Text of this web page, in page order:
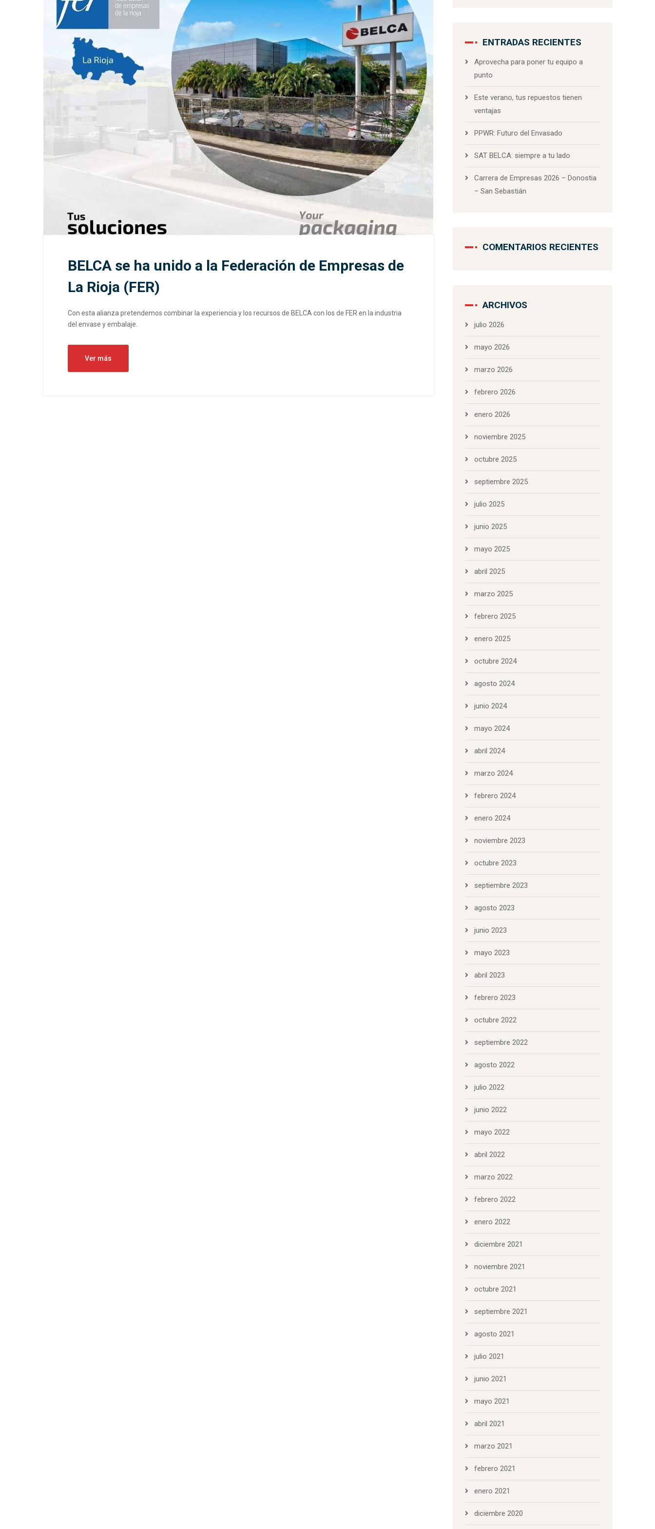
BELCA se ha unido a la Federación de Empresas de
La Rioja (FER)
Con esta alianza pretendemos combinar la experiencia y los recursos de BELCA con los de FER en la industria
del envase y embalaje.
Ver más
ENTRADAS RECIENTES
Aprovecha para poner tu equipo a
punto
Este verano, tus repuestos tienen
ventajas
PPWR: Futuro del Envasado
SAT BELCA: siempre a tu lado
Carrera de Empresas 2026 – Donostia
– San Sebastián
COMENTARIOS RECIENTES
ARCHIVOS
julio 2026
mayo 2026
marzo 2026
febrero 2026
enero 2026
noviembre 2025
octubre 2025
septiembre 2025
julio 2025
junio 2025
mayo 2025
abril 2025
marzo 2025
febrero 2025
enero 2025
octubre 2024
agosto 2024
junio 2024
mayo 2024
abril 2024
marzo 2024
febrero 2024
enero 2024
noviembre 2023
octubre 2023
septiembre 2023
agosto 2023
junio 2023
mayo 2023
abril 2023
febrero 2023
octubre 2022
septiembre 2022
agosto 2022
julio 2022
junio 2022
mayo 2022
abril 2022
marzo 2022
febrero 2022
enero 2022
diciembre 2021
noviembre 2021
octubre 2021
septiembre 2021
agosto 2021
julio 2021
junio 2021
mayo 2021
abril 2021
marzo 2021
febrero 2021
enero 2021
diciembre 2020